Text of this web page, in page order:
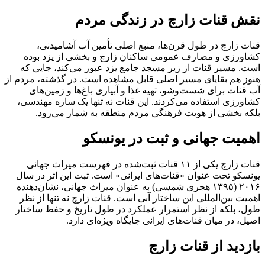
نقش قنات زارچ در زندگی مردم
قنات زارچ در طول قرن‌ها، منبع اصلی تأمین آب آشامیدنی،
کشاورزی و مصارف عمومی ساکنان زارچ و بخشی از یزد بوده
است. مسیر قنات از زیر مسجد جامع یزد عبور می‌کند، جایی که
هنوز هم بقایای مسیر اصلی قابل مشاهده است. در گذشته، مردم از
آب قنات برای شست‌وشو، تهیه غذا و آبیاری باغ‌ها و زمین‌های
کشاورزی استفاده می‌کردند. این قنات نه تنها یک سازه مهندسی،
بلکه بخشی از هویت فرهنگی مردم منطقه به شمار می‌رود.
اهمیت جهانی و ثبت در یونسکو
قنات زارچ یکی از ۱۱ قنات ثبت‌شده در فهرست میراث جهانی
یونسکو تحت عنوان «قنات‌های ایرانی» است. ثبت این اثر در سال
۲۰۱۶ (۱۳۹۵ هجری شمسی) به عنوان میراث جهانی، نشان‌دهنده
اهمیت بین‌المللی این ساختار آبی است. قنات زارچ نه تنها از نظر
طول، بلکه از نظر استمرار عملکرد در طول تاریخ و حفظ ساختار
اصیل، در میان قنات‌های ایرانی جایگاه ویژه‌ای دارد.
بازدید از قنات زارچ